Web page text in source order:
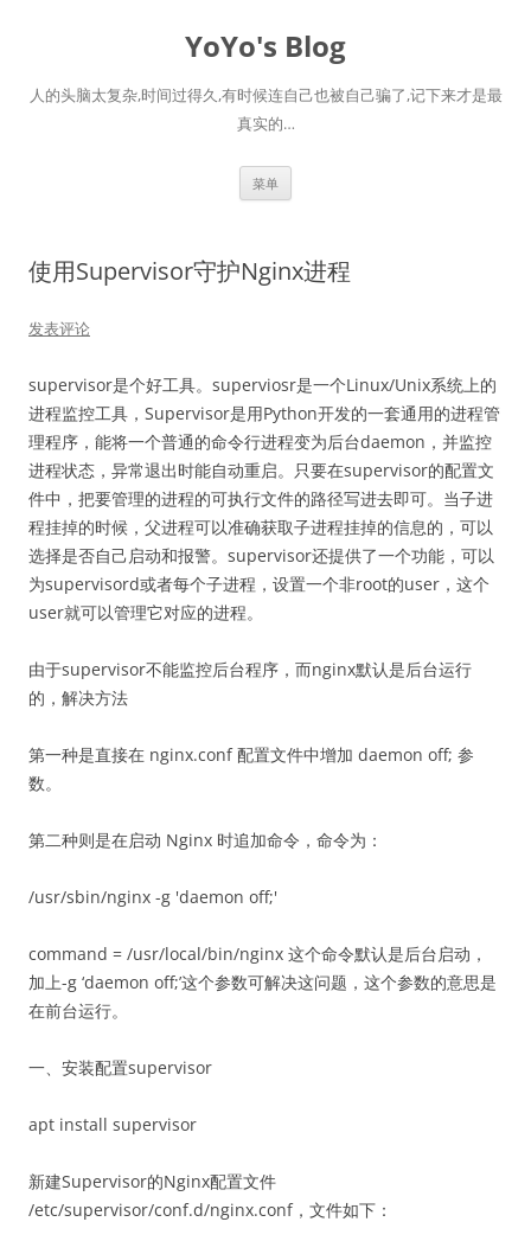
YoYo's Blog
人的头脑太复杂,时间过得久,有时候连自己也被自己骗了,记下来才是最
真实的…
菜单
使用Supervisor守护Nginx进程
发表评论
supervisor是个好工具。superviosr是一个Linux/Unix系统上的
进程监控工具，Supervisor是用Python开发的一套通用的进程管
理程序，能将一个普通的命令行进程变为后台daemon，并监控
进程状态，异常退出时能自动重启。只要在supervisor的配置文
件中，把要管理的进程的可执行文件的路径写进去即可。当子进
程挂掉的时候，父进程可以准确获取子进程挂掉的信息的，可以
选择是否自己启动和报警。supervisor还提供了一个功能，可以
为supervisord或者每个子进程，设置一个非root的user，这个
user就可以管理它对应的进程。
由于supervisor不能监控后台程序，而nginx默认是后台运行
的，解决方法
第一种是直接在 nginx.conf 配置文件中增加 daemon off; 参
数。
第二种则是在启动 Nginx 时追加命令，命令为：
/usr/sbin/nginx -g 'daemon off;'
command = /usr/local/bin/nginx 这个命令默认是后台启动，
加上-g ‘daemon off;’这个参数可解决这问题，这个参数的意思是
在前台运行。
一、安装配置supervisor
apt install supervisor
新建Supervisor的Nginx配置文件
/etc/supervisor/conf.d/nginx.conf，文件如下：